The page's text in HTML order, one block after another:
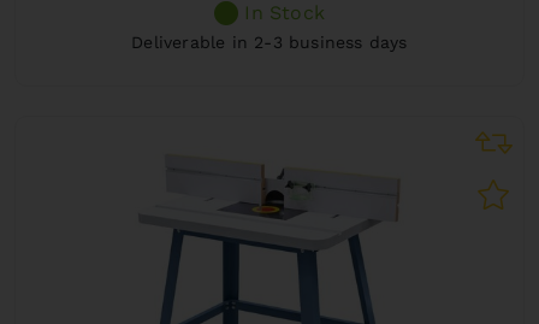
In Stock
Deliverable in 2-3 business days